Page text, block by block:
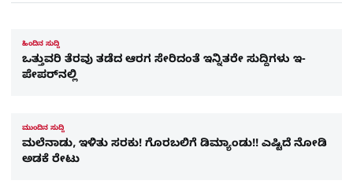
ಹಿಂದಿನ ಸುದ್ದಿ
ಒತ್ತುವರಿ ತೆರವು ತಡೆದ ಆರಗ ಸೇರಿದಂತೆ ಇನ್ನಿತರೇ ಸುದ್ದಿಗಳು ಇ-
ಪೇಪರ್​​ನಲ್ಲಿ
ಮುಂದಿನ ಸುದ್ದಿ
ಮಲೆನಾಡು, ಇಳಿತು ಸರಕು! ಗೊರಬಲಿಗೆ ಡಿಮ್ಯಾಂಡು!! ಎಷ್ಟಿದೆ ನೋಡಿ
ಅಡಕೆ ರೇಟು